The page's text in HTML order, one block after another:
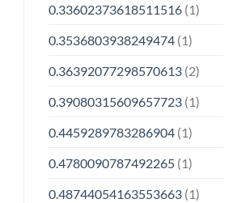
0.33602373618511516(1)
0.3536803938249474(1)
0.36392077298570613(2)
0.39080315609657723(1)
0.4459289783286904(1)
0.4780090787492265(1)
0.48744054163553663(1)